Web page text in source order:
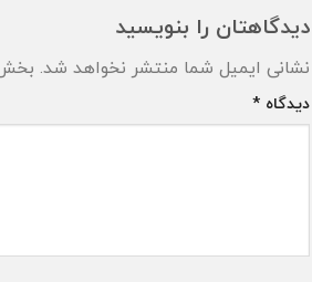
دیدگاهتان را بنویسید
نشانی ایمیل شما منتشر نخواهد شد.
دیدگاه*